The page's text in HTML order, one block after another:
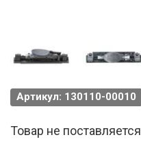
Артикул: 130110-00010
Товар не поставляется